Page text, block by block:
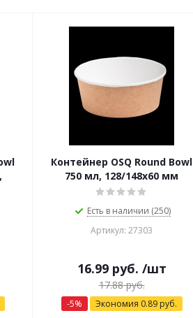
Контейнер OSQ Round Bowl
750 мл, 128/148x60 мм
Есть в наличии (250)
Артикул: 27303
16.99руб. /шт
17.88руб.
-5% Экономия 0.89руб.